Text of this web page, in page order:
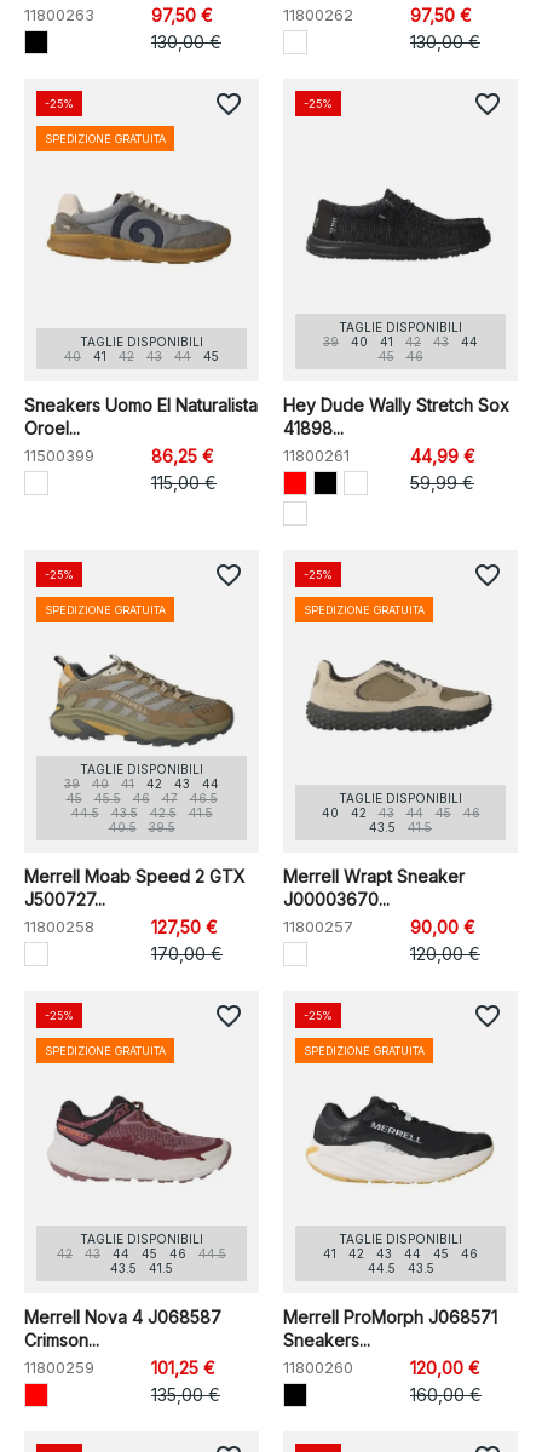
11800263
97,50 €
130,00 €
11800262
97,50 €
130,00 €
TAGLIE DISPONIBILI
40
41 42 43 44 45
Sneakers Uomo El Naturalista
Oroel...
11500399
86,25 €
115,00 €
-25%
SPEDIZIONE GRATUITA
favorite_border
TAGLIE DISPONIBILI
39
40 41 42 43
44
45
46
Hey Dude Wally Stretch Sox
41898...
11800261
44,99 €
59,99 €
-25% favorite_border
TAGLIE DISPONIBILI
39
40 41 42 43
44
45
45.5 46 47
46.5
44.5
43.5 42.5
41.5
40.5
39.5
Merrell Moab Speed 2 GTX
J500727...
11800258
127,50 €
170,00 €
-25%
SPEDIZIONE GRATUITA
favorite_border
TAGLIE DISPONIBILI
40
42 43 44 45
46
43.5
41.5
Merrell Wrapt Sneaker
J00003670...
11800257
90,00 €
120,00 €
-25%
SPEDIZIONE GRATUITA
favorite_border
TAGLIE DISPONIBILI
42
43 44 45 46
44.5
43.5
41.5
Merrell Nova 4 J068587
Crimson...
11800259
101,25 €
135,00 €
-25%
SPEDIZIONE GRATUITA
favorite_border
TAGLIE DISPONIBILI
41
42 43 44 45
46
44.5
43.5
Merrell ProMorph J068571
Sneakers...
11800260
120,00 €
160,00 €
-25%
SPEDIZIONE GRATUITA
favorite_border